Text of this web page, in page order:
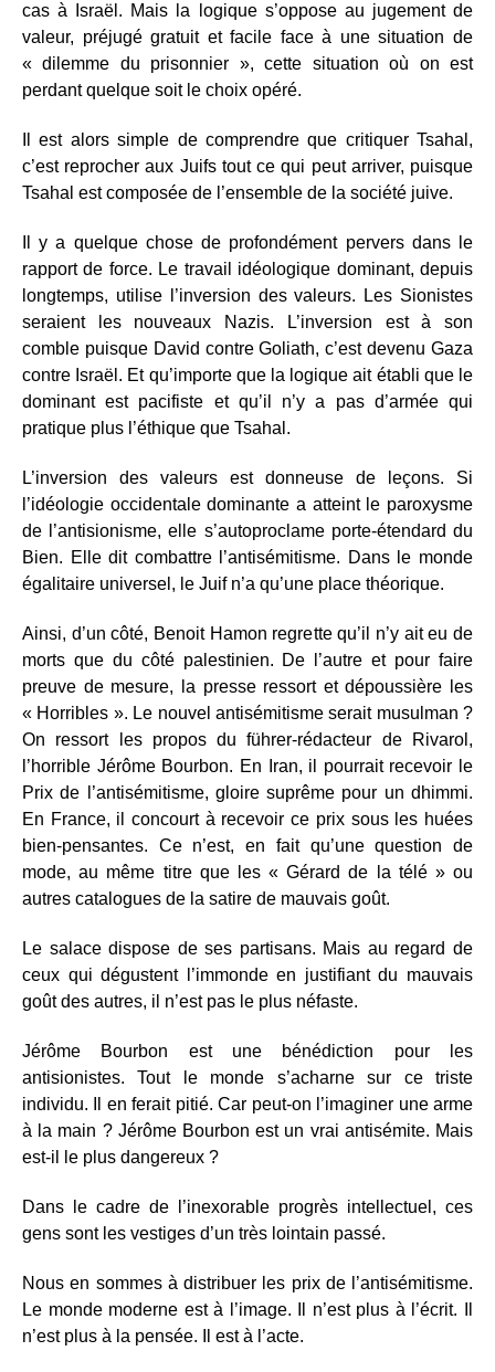
cas à Israël. Mais la logique s’oppose au jugement de
valeur, préjugé gratuit et facile face à une situation de
« dilemme du prisonnier », cette situation où on est
perdant quelque soit le choix opéré.
Il est alors simple de comprendre que critiquer Tsahal,
c’est reprocher aux Juifs tout ce qui peut arriver, puisque
Tsahal est composée de l’ensemble de la société juive.
Il y a quelque chose de profondément pervers dans le
rapport de force. Le travail idéologique dominant, depuis
longtemps, utilise l’inversion des valeurs. Les Sionistes
seraient les nouveaux Nazis. L’inversion est à son
comble puisque David contre Goliath, c’est devenu Gaza
contre Israël. Et qu’importe que la logique ait établi que le
dominant est pacifiste et qu’il n’y a pas d’armée qui
pratique plus l’éthique que Tsahal.
L’inversion des valeurs est donneuse de leçons. Si
l’idéologie occidentale dominante a atteint le paroxysme
de l’antisionisme, elle s’autoproclame porte-étendard du
Bien. Elle dit combattre l’antisémitisme. Dans le monde
égalitaire universel, le Juif n’a qu’une place théorique.
Ainsi, d’un côté, Benoit Hamon regrette qu’il n’y ait eu de
morts que du côté palestinien. De l’autre et pour faire
preuve de mesure, la presse ressort et dépoussière les
« Horribles ». Le nouvel antisémitisme serait musulman ?
On ressort les propos du führer-rédacteur de Rivarol,
l’horrible Jérôme Bourbon. En Iran, il pourrait recevoir le
Prix de l’antisémitisme, gloire suprême pour un dhimmi.
En France, il concourt à recevoir ce prix sous les huées
bien-pensantes. Ce n’est, en fait qu’une question de
mode, au même titre que les « Gérard de la télé » ou
autres catalogues de la satire de mauvais goût.
Le salace dispose de ses partisans. Mais au regard de
ceux qui dégustent l’immonde en justifiant du mauvais
goût des autres, il n’est pas le plus néfaste.
Jérôme Bourbon est une bénédiction pour les
antisionistes. Tout le monde s’acharne sur ce triste
individu. Il en ferait pitié. Car peut-on l’imaginer une arme
à la main ? Jérôme Bourbon est un vrai antisémite. Mais
est-il le plus dangereux ?
Dans le cadre de l’inexorable progrès intellectuel, ces
gens sont les vestiges d’un très lointain passé.
Nous en sommes à distribuer les prix de l’antisémitisme.
Le monde moderne est à l’image. Il n’est plus à l’écrit. Il
n’est plus à la pensée. Il est à l’acte.